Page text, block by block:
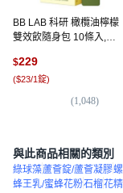
BB LAB 科研 橄欖油檸檬
雙效飲隨身包 10條入,
$229
($23/1錠)
(1,048)
與此商品相關的類別
綠球藻蘆薈錠/蘆薈凝膠
蜂王乳/蜜蜂花粉石榴花